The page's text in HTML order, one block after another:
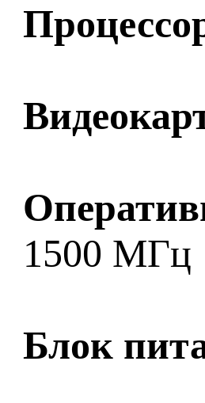
1500 МГц
Блок